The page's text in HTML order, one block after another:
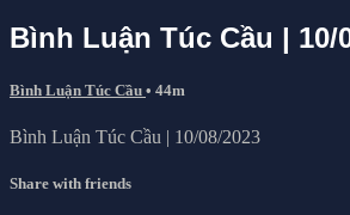
Bình Luận Túc Cầu | 10/
Bình Luận Túc Cầu • 44m
Bình Luận Túc Cầu | 10/08/2023
Share with friends